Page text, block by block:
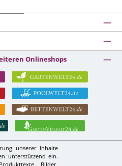
Onlineshops
unserer Inhalte
unterstützend ein.
Bilder,